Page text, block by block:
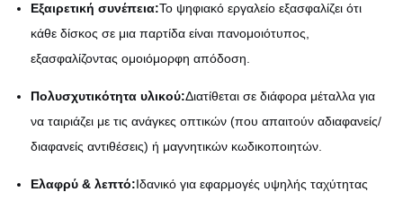
Εξαιρετική συνέπεια:Το ψηφιακό εργαλείο εξασφαλίζει ότι
κάθε δίσκος σε μια παρτίδα είναι πανομοιότυπος,
εξασφαλίζοντας ομοιόμορφη απόδοση.
Πολυσχυτικότητα υλικού:Διατίθεται σε διάφορα μέταλλα για
να ταιριάζει με τις ανάγκες οπτικών (που απαιτούν αδιαφανείς/
διαφανείς αντιθέσεις) ή μαγνητικών κωδικοποιητών.
Ελαφρύ & λεπτό:Ιδανικό για εφαρμογές υψηλής ταχύτητας